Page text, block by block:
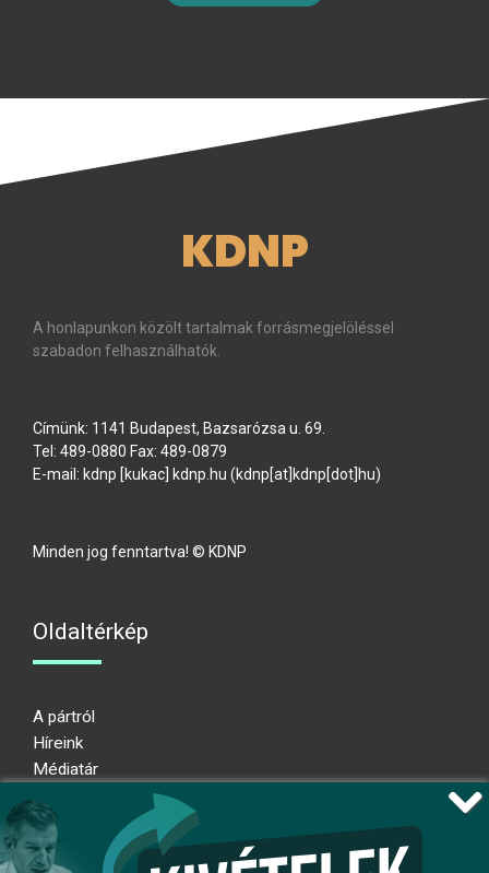
KDNP
A honlapunkon közölt tartalmak forrásmegjelöléssel
szabadon felhasználhatók.
Címünk: 1141 Budapest, Bazsarózsa u. 69.
Tel: 489-0880 Fax: 489-0879
E-mail: kdnp [kukac] kdnp hu (kdnp[at]kdnp[dot]hu)
Minden jog fenntartva! © KDNP
Oldaltérkép
A pártról
Híreink
Médiatár
Adatkezelési nyilatkozat
Átláthatósági nyilatkozat